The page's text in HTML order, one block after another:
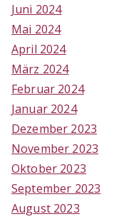
Juni 2024
Mai 2024
April 2024
März 2024
Februar 2024
Januar 2024
Dezember 2023
November 2023
Oktober 2023
September 2023
August 2023